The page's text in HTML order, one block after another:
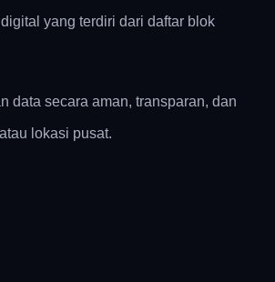
yang terdiri dari daftar blok
data secara aman, transparan, dan
lokasi pusat.